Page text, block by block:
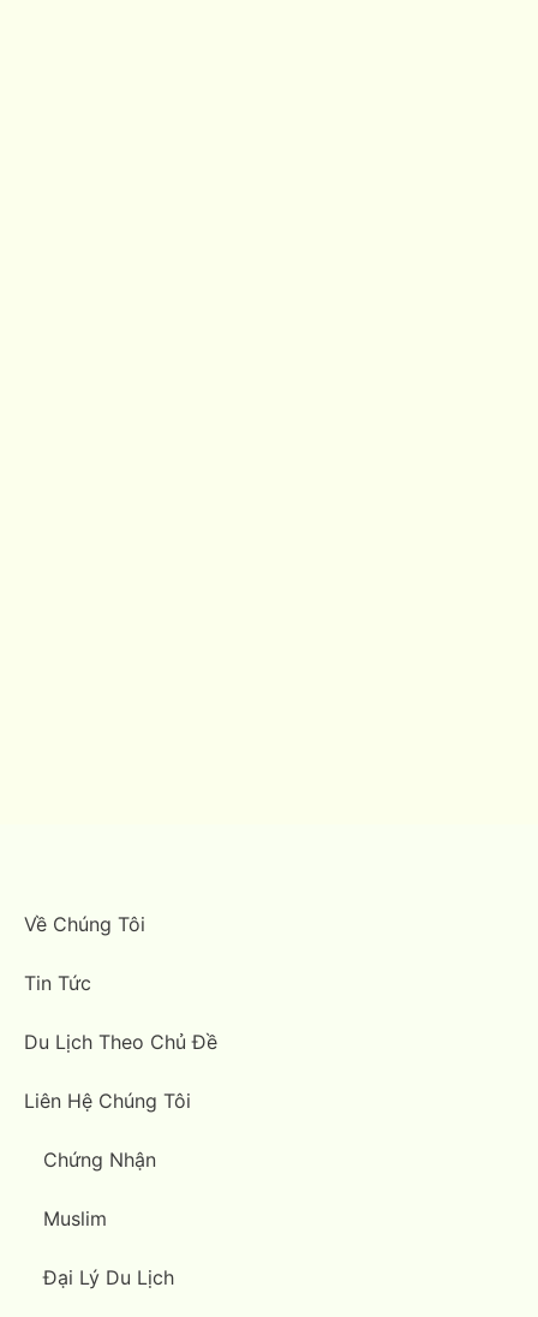
Về Chúng Tôi
Tin Tức
Du Lịch Theo Chủ Đề
Liên Hệ Chúng Tôi
Chứng Nhận
Muslim
Đại Lý Du Lịch